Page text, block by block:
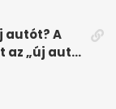
autót? A
az „új autó